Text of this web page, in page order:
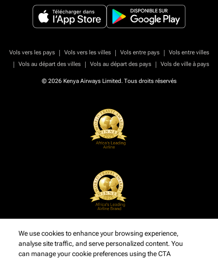
Vols vers les pays | Vols vers les villes | Vols entre pays |
Vols entre villes
|
Vols au départ des villes | Vols au départ des pays | Vols de ville à pays
© 2026 Kenya Airways Limited. Tous droits réservés
We use cookies to enhance your browsing experience,
analyse site traffic, and serve personalized content. You
can manage your cookie preferences using the CTA